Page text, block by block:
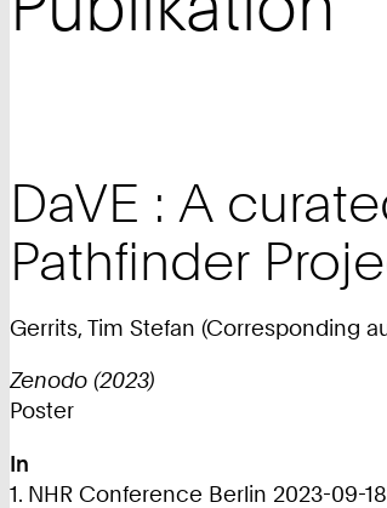
DaVE : A
Pathfinder
Gerrits, Tim Stefan (Corresponding
Zenodo (2023)
Poster
In
1. NHR Conference Berlin 2023-09-